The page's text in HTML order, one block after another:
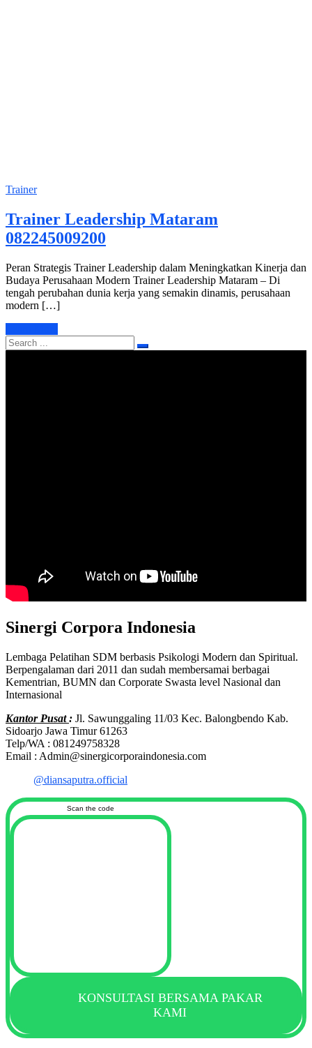
Trainer
Trainer Leadership Mataram
082245009200
Peran Strategis Trainer Leadership dalam Meningkatkan Kinerja dan
Budaya Perusahaan Modern Trainer Leadership Mataram – Di
tengah perubahan dunia kerja yang semakin dinamis, perusahaan
modern […]
Search
for:
Sinergi Corpora Indonesia
Lembaga Pelatihan SDM berbasis Psikologi Modern dan Spiritual.
Berpengalaman dari 2011 dan sudah membersamai berbagai
Kementrian, BUMN dan Corporate Swasta level Nasional dan
Internasional
Kantor Pusat: Jl. Sawunggaling 11/03 Kec. Balongbendo Kab.
Sidoarjo Jawa Timur 61263
Telp/WA : 081249758328
Email : Admin@sinergicorporaindonesia.com
@diansaputra.official
Scan the code
KONSULTASI BERSAMA PAKAR
KAMI